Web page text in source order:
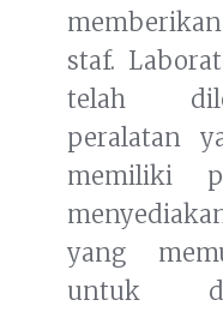
staf.
telah
peralatan
memiliki
yang
untuk